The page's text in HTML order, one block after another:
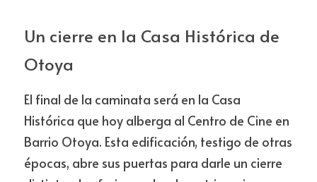
Un cierre en la Casa Histórica de
Otoya
El final de la caminata será en la Casa
Histórica que hoy alberga al Centro de Cine en
Barrio Otoya. Esta edificación, testigo de otras
épocas, abre sus puertas para darle un cierre